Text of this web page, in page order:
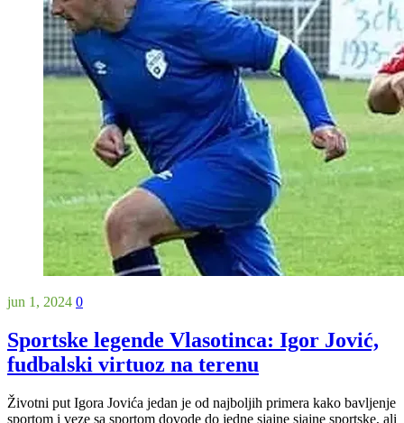
jun 1, 2024 0
Sportske legende Vlasotinca: Igor Jović,
fudbalski virtuoz na terenu
Životni put Igora Jovića jedan je od najboljih primera kako bavljenje
sportom i veze sa sportom dovode do jedne sjajne sjajne sportske, ali